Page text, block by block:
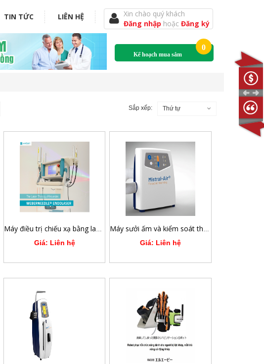
TIN TỨC LIÊN HỆ
Xin chào quý khách
Đăng nhập hoặcĐăng ký
Kế hoạch mua sắm
0
Sắp xếp: Thứ tự
Máy điều trị chiếu xạ bằng laser quang động 12 kênh Weberneedle®Endolaser
Giá: Liên hệ
Máy sưởi ấm và kiểm soát thân nhiệt
Giá: Liên hệ